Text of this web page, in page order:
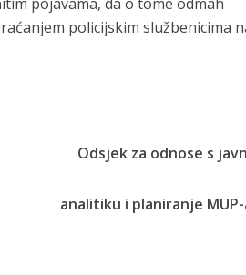
policijskim službenicima
Odsjek za odnose s
a